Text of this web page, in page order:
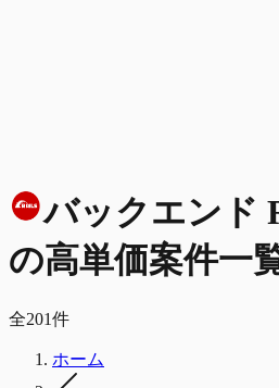
バックエンド
の高単価案件一
全201件
ホーム